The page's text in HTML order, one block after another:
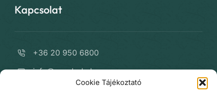
Cookie Tájékoztató
Kapcsolat
+36 20 950 6800
info@varrdoda.hu